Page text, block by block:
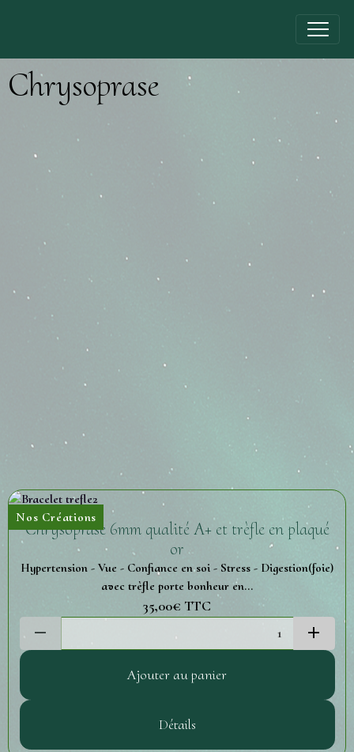
Chrysoprase
Nos Créations
Chrysoprase 6mm qualité A+ et trèfle en plaqué
or
Hypertension - Vue - Confiance en soi - Stress - Digestion(foie)
avec trèfle porte bonheur en...
35,00€ TTC
Ajouter au panier
Détails